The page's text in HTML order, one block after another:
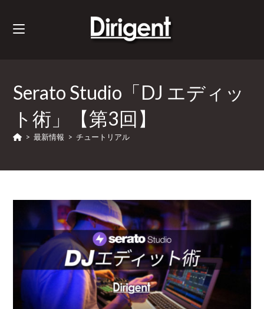
Serato Studio「DJ エディッ
ト術」【第3回】
> 最新情報 > チュートリアル